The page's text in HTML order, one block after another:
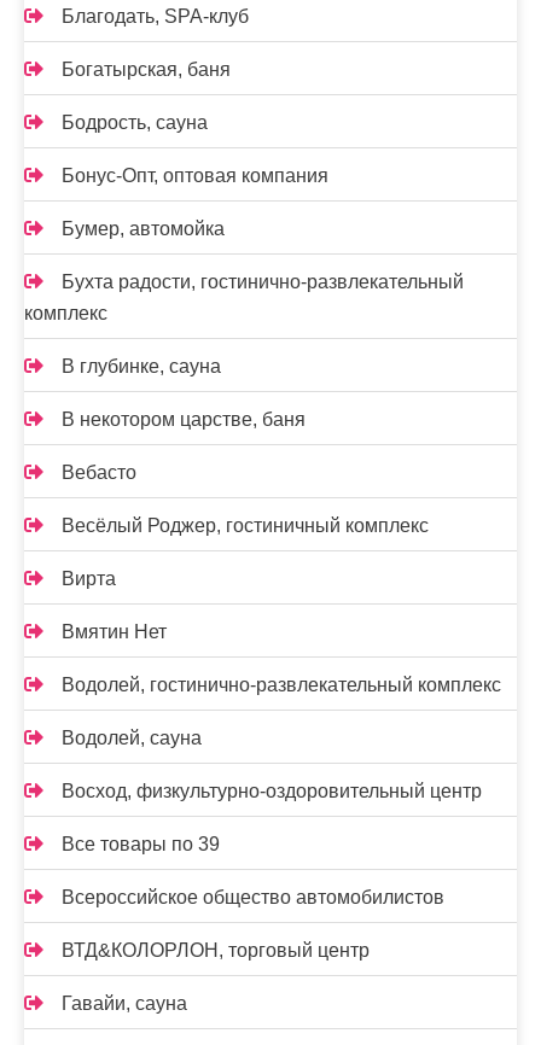
Благодать, SPA-клуб
Богатырская, баня
Бодрость, сауна
Бонус-Опт, оптовая компания
Бумер, автомойка
Бухта радости, гостинично-развлекательный
комплекс
В глубинке, сауна
В некотором царстве, баня
Вебасто
Весёлый Роджер, гостиничный комплекс
Вирта
Вмятин Нет
Водолей, гостинично-развлекательный комплекс
Водолей, сауна
Восход, физкультурно-оздоровительный центр
Все товары по 39
Всероссийское общество автомобилистов
ВТД&КОЛОРЛОН, торговый центр
Гавайи, сауна